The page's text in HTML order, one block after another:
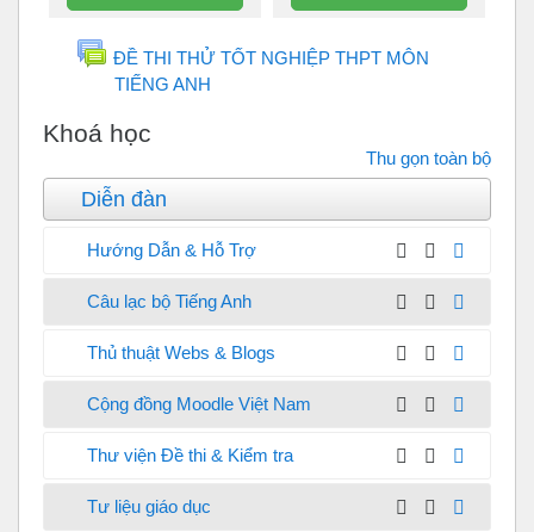
ĐỀ THI THỬ TỐT NGHIỆP THPT MÔN
TIẾNG ANH
Diễn đàn
Khoá học
Thu gọn toàn bộ
Diễn đàn
Hướng Dẫn & Hỗ Trợ
Câu lạc bộ Tiếng Anh
Thủ thuật Webs & Blogs
Cộng đồng Moodle Việt Nam
Thư viện Đề thi & Kiểm tra
Tư liệu giáo dục